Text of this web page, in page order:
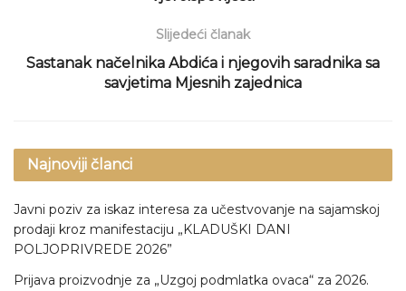
Slijedeći članak
Sastanak načelnika Abdića i njegovih saradnika sa
savjetima Mjesnih zajednica
Najnoviji članci
Javni poziv za iskaz interesa za učestvovanje na sajamskoj
prodaji kroz manifestaciju „KLADUŠKI DANI
POLJOPRIVREDE 2026”
Prijava proizvodnje za „Uzgoj podmlatka ovaca“ za 2026.